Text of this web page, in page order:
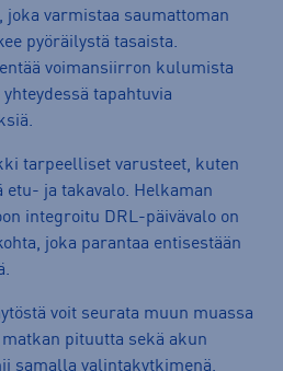
varmistaa saumattoman
pyöräilystä tasaista.
voimansiirron kulumista
tapahtuvia
tarpeelliset varusteet, kuten
ja takavalo. Helkaman
integroitu DRL-päivävalo on
joka parantaa entisestään
voit seurata muun muassa
pituutta sekä akun
samalla valintakytkimenä,